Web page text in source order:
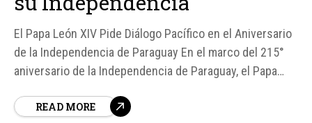
El Papa León XIV Pide Diálogo Pacífico en el Aniversario
de la Independencia de Paraguay En el marco del 215°
aniversario de la Independencia de Paraguay, el Papa
pueblo paraguayo, pidiendo que avancen por "caminos
READ MORE